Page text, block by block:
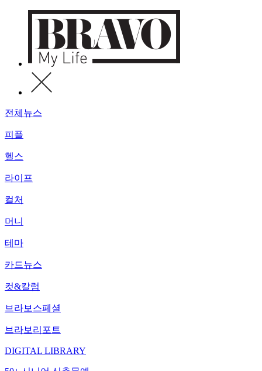
전체뉴스
피플
헬스
라이프
컬처
머니
테마
카드뉴스
컷&칼럼
브라보스페셜
브라보리포트
DIGITAL LIBRARY